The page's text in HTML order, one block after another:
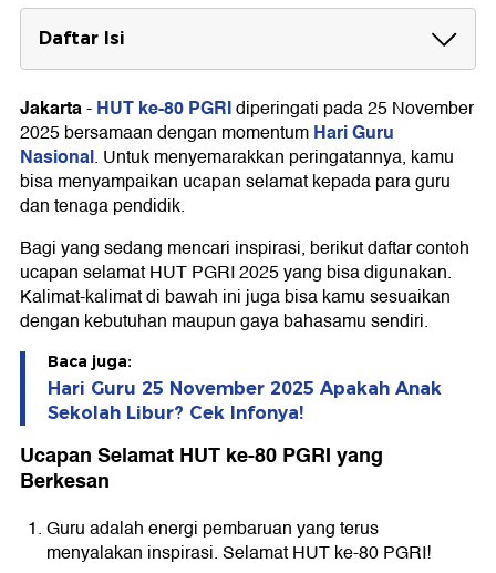
Daftar Isi
Ucapan Selamat HUT ke-80 PGRI yang
Berkesan
Ucapan Selamat HUT ke-80 PGRI yang
Penuh Makna
Ucapan Selamat HUT ke-80 PGRI yang
Ucapan Selamat HUT ke-80 PGRI yang
Menarik
Jakarta-HUT ke-80 PGRIdiperingati pada 25 November
2025 bersamaan dengan momentumHari Guru
Nasional. Untuk menyemarakkan peringatannya, kamu
bisa menyampaikan ucapan selamat kepada para guru
dan tenaga pendidik.
Bagi yang sedang mencari inspirasi, berikut daftar contoh
ucapan selamat HUT PGRI 2025 yang bisa digunakan.
Kalimat-kalimat di bawah ini juga bisa kamu sesuaikan
dengan kebutuhan maupun gaya bahasamu sendiri.
Baca juga:
Hari Guru 25 November 2025 Apakah Anak
Sekolah Libur? Cek Infonya!
Ucapan Selamat HUT ke-80 PGRI yang
Berkesan
Guru adalah energi pembaruan yang terus
menyalakan inspirasi. Selamat HUT ke-80 PGRI!